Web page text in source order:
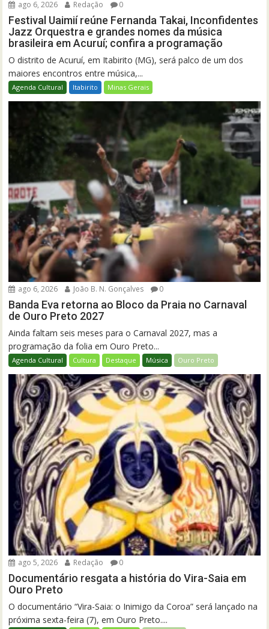
ago 6, 2026 Redação 0
Festival Uaimií reúne Fernanda Takai, Inconfidentes
Jazz Orquestra e grandes nomes da música
brasileira em Acuruí; confira a programação
O distrito de Acuruí, em Itabirito (MG), será palco de um dos
maiores encontros entre música,...
Agenda Cultural Itabirito Minas Gerais
ago 6, 2026 João B. N. Gonçalves 0
Banda Eva retorna ao Bloco da Praia no Carnaval
de Ouro Preto 2027
Ainda faltam seis meses para o Carnaval 2027, mas a
programação da folia em Ouro Preto...
Agenda Cultural Cultura Destaque Música Ouro Preto
ago 5, 2026 Redação 0
Documentário resgata a história do Vira-Saia em
Ouro Preto
O documentário “Vira-Saia: o Inimigo da Coroa” será lançado na
próxima sexta-feira (7), em Ouro Preto....